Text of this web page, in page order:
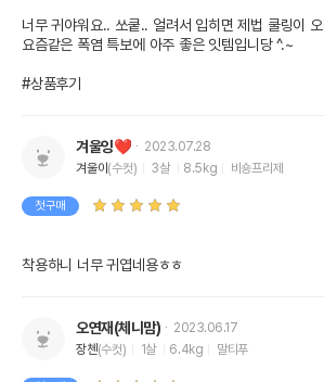
너무 귀야워요.. 쏘쿹.. 얼려서 입히면 제법 쿨링이
요즘같은 폭염 특보에 아주 좋은 잇템입니당 ^.~
#상품후기
겨울잉❤️
2023.07.28
겨울이 (수컷) 3살 8.5kg 비숑프리제
첫구매
착용하니 너무 귀엽네용ㅎㅎ
오연재(체니맘)
2023.06.17
장첸(수컷) 1살 6.4kg 말티푸